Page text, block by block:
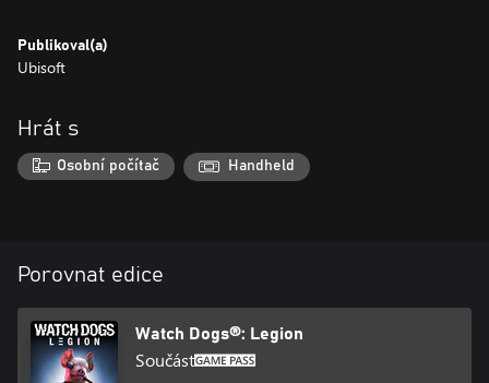
Publikoval(a)
Ubisoft
Hrát s
Osobní počítač Handheld
Porovnat edice
Watch Dogs®: Legion
Součást